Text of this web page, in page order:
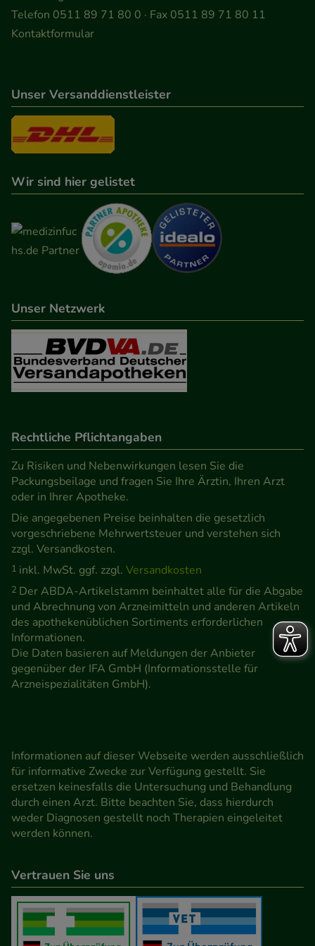
Informationen über die Art und Weise der Nutzung
zu gestalten. Bitte beachten Sie, dass Daten hierfür
teilweise an Dritte wie z.B. Google oder soziale
Medien übertragen werden.
Telefon 0511 89 71 80 0 · Fax 0511 89 71 80 11
Kontaktformular
Unser Versanddienstleister
Wir sind hier gelistet
Unser Netzwerk
Rechtliche Pflichtangaben
Zu Risiken und Nebenwirkungen lesen Sie die
Packungsbeilage und fragen Sie Ihre Ärztin, Ihren Arzt
oder in Ihrer Apotheke.
Die angegebenen Preise beinhalten die gesetzlich
vorgeschriebene Mehrwertsteuer und verstehen sich
zzgl. Versandkosten.
1 inkl. MwSt. ggf. zzgl. Versandkosten
2 Der ABDA-Artikelstamm beinhaltet alle für die Abgabe
und Abrechnung von Arzneimitteln und anderen Artikeln
des apothekenüblichen Sortiments erforderlichen
Informationen.
Die Daten basieren auf Meldungen der Anbieter
gegenüber der IFA GmbH (Informationsstelle für
Arzneispezialitäten GmbH).
Informationen auf dieser Webseite werden ausschließlich
für informative Zwecke zur Verfügung gestellt. Sie
ersetzen keinesfalls die Untersuchung und Behandlung
durch einen Arzt. Bitte beachten Sie, dass hierdurch
weder Diagnosen gestellt noch Therapien eingeleitet
werden können.
Vertrauen Sie uns